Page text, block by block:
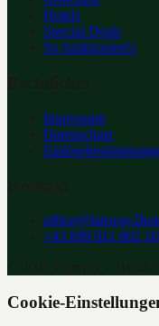
Hotels
Special Deals
So funktioniert's
Impressum
Datenschutz
+43 699 811 802 16
Cookie-